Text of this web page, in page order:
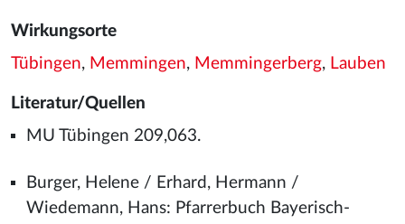
Wirkungsorte
Tübingen, Memmingen, Memmingerberg, Lauben
Literatur/Quellen
MU Tübingen 209,063.
Burger, Helene / Erhard, Hermann /
Wiedemann, Hans: Pfarrerbuch Bayerisch-